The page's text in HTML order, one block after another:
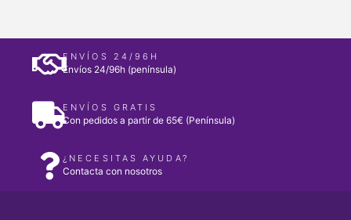
ENVÍOS 24/96H
Envíos 24/96h (península)
ENVÍOS GRATIS
Con pedidos a partir de 65€ (Península)
¿NECESITAS AYUDA?
Contacta con nosotros